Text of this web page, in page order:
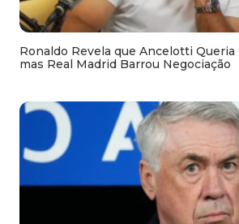
Ronaldo Revela que Ancelotti Queria
mas Real Madrid Barrou Negociação